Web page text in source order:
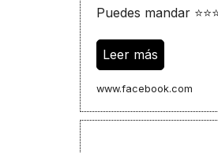
Puedes mandar
Leer más
www.facebook.com